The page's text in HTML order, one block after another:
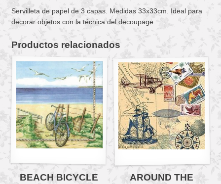
Servilleta de papel de 3 capas. Medidas 33x33cm. Ideal para
decorar objetos con la técnica del decoupage.
Productos relacionados
BEACH BICYCLE
AROUND THE